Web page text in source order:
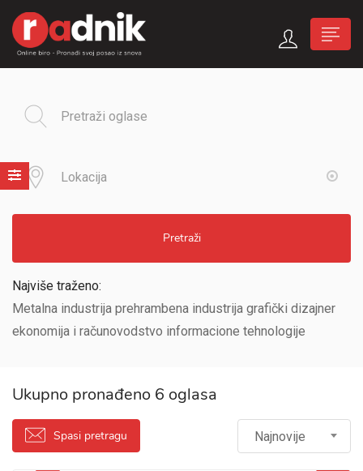
Pretraži
Najviše traženo:
Metalna industrija prehrambena industrija grafički dizajner
ekonomija i računovodstvo informacione tehnologije
Ukupno pronađeno 6 oglasa
Spasi pretragu Najnovije